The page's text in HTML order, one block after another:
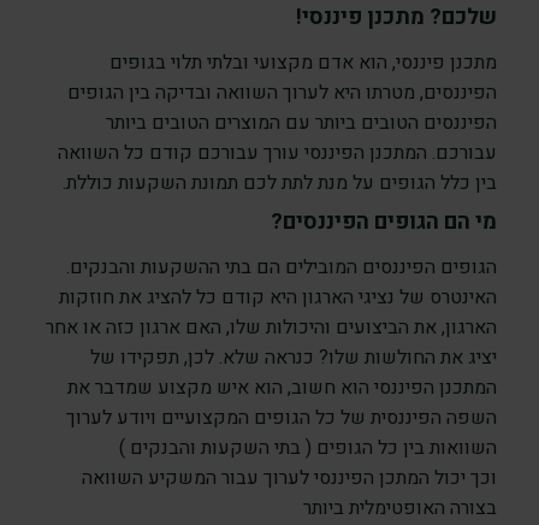
שלכם? מתכנן פיננסי!
מתכנן פיננסי, הוא אדם מקצועי ובלתי תלוי בגופים
הפיננסים, מטרתו היא לערוך השוואה ובדיקה בין הגופים
הפיננסים הטובים ביותר עם המוצרים הטובים ביותר
עבורכם. המתכנן הפיננסי עורך עבורכם קודם כל השוואה
בין כלל הגופים על מנת לתת לכם תמונת השקעות כוללת.
מי הם הגופים הפיננסים?
הגופים הפיננסים המובילים הם בתי ההשקעות והבנקים.
האינטרס של נציגי הארגון היא קודם כל להציג את חוזקות
הארגון, את הביצועים והיכולות שלו, האם ארגון כזה או אחר
יציג את החולשות שלו? כנראה שלא. לכן, תפקידו של
המתכנן הפיננסי הוא חשוב, הוא איש מקצוע שמדבר את
השפה הפיננסית של כל הגופים המקצועיים ויודע לערוך
השוואות בין כל הגופים ( בתי השקעות והבנקים )
וכך יכול המתכן הפיננסי לערוך עבור המשקיע השוואה
בצורה האופטימלית ביותר